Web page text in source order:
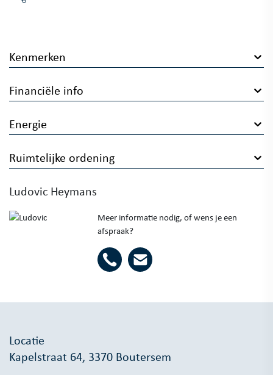
Kenmerken
Financiële info
Energie
Ruimtelijke ordening
Ludovic Heymans
Meer informatie nodig, of wens je een
afspraak?
Locatie
Kapelstraat 64, 3370 Boutersem